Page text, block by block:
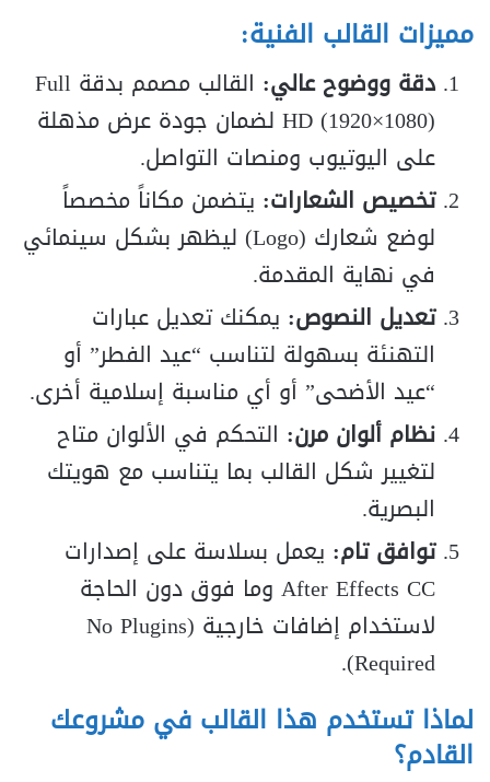
مميزات القالب الفنية:
دقة ووضوح عالي:
القالب مصمم بدقة Full
HD (1920×1080) لضمان جودة عرض مذهلة
على اليوتيوب ومنصات التواصل.
تخصيص الشعارات: يتضمن مكاناً مخصصاً
لوضع شعارك (Logo) ليظهر بشكل سينمائي
في نهاية المقدمة.
تعديل النصوص: يمكنك تعديل عبارات
التهنئة بسهولة لتناسب “عيد الفطر” أو
“عيد الأضحى” أو أي مناسبة إسلامية أخرى.
نظام ألوان مرن: التحكم في الألوان متاح
لتغيير شكل القالب بما يتناسب مع هويتك
البصرية.
توافق تام: يعمل بسلاسة على إصدارات
After Effects CC وما فوق دون الحاجة
لاستخدام إضافات خارجية (No Plugins
Required).
لماذا تستخدم هذا القالب في مشروعك
القادم؟